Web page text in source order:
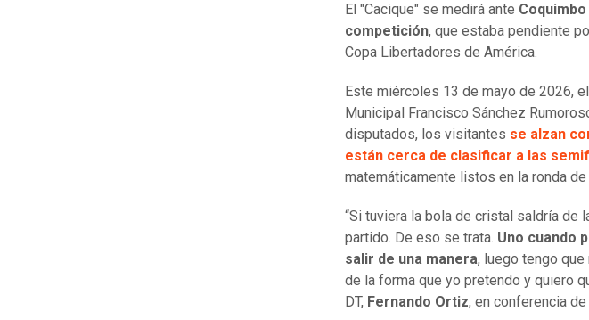
El "Cacique" se medirá ante
competición, que estaba pendiente
Copa Libertadores de América.
Este miércoles 13 de mayo de 2026,
Municipal Francisco Sánchez
disputados, los visitantes se alzan
están cerca de clasificar a las
matemáticamente listos en la ronda
“Si tuviera la bola de cristal saldría de
partido. De eso se trata. Uno cuando
salir de una manera, luego tengo
de la forma que yo pretendo y quiero
DT, Fernando Ortiz, en conferencia de